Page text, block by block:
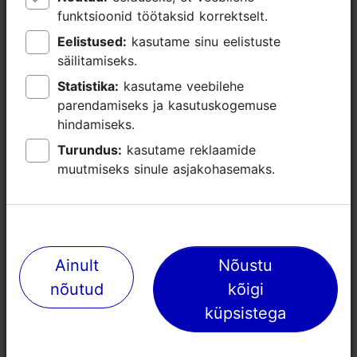
funktsioonid töötaksid korrektselt.
Eelistused:
säilitamiseks.
Statistika:
parendamiseks ja kasutuskogemuse
hindamiseks.
Turundus:
muutmiseks sinule asjakohasemaks.
Ainult
nõutud
Nõustu
kõigi
küpsistega
funktsioonid töötaksid korrektselt.
Eelistused:
säilitamiseks.
Statistika:
parendamiseks ja kasutuskogemuse
hindamiseks.
Turundus:
muutmiseks sinule asjakohasemaks.
Ainult
nõutud
Nõustu
kõigi
küpsistega